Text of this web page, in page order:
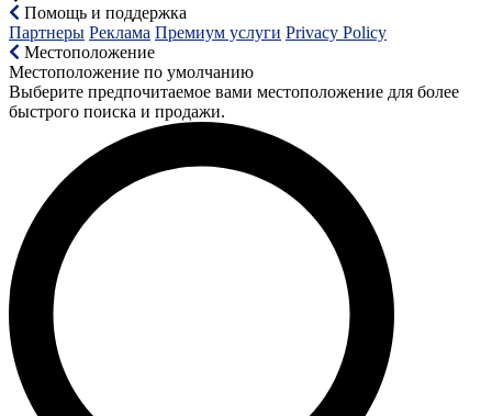
Помощь и поддержка
Партнеры Реклама Премиум услуги Privacy Policy
Местоположение
Местоположение по умолчанию
Выберите предпочитаемое вами местоположение для более
быстрого поиска и продажи.